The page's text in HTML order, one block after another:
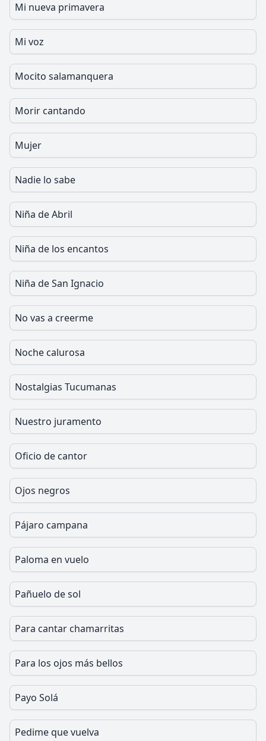
Mi nueva primavera
Mi voz
Mocito salamanquera
Morir cantando
Mujer
Nadie lo sabe
Niña de Abril
Niña de los encantos
Niña de San Ignacio
No vas a creerme
Noche calurosa
Nostalgias Tucumanas
Nuestro juramento
Oficio de cantor
Ojos negros
Pájaro campana
Paloma en vuelo
Pañuelo de sol
Para cantar chamarritas
Para los ojos más bellos
Payo Solá
Pedime que vuelva